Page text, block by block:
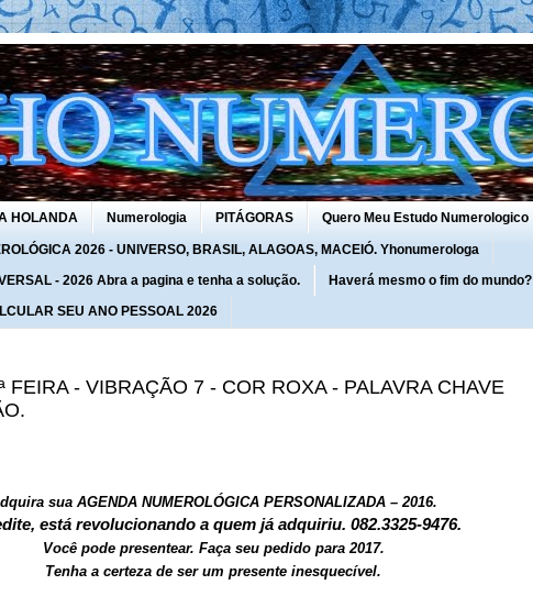
HOLANDA Numerologia PITÁGORAS Quero Meu Estudo Numerologico
2026 - UNIVERSO, BRASIL, ALAGOAS, MACEIÓ. Yhonumerologa
- 2026 Abra a pagina e tenha a solução. Haverá mesmo o fim do mundo?
SEU ANO PESSOAL 2026
FEIRA - VIBRAÇÃO 7 - COR ROXA - PALAVRA CHAVE
sua AGENDA NUMEROLÓGICA PERSONALIZADA – 2016.
está revolucionando a quem já adquiriu. 082.3325-9476.
Você pode presentear. Faça seu pedido para 2017.
Tenha a certeza de ser um presente inesquecível.